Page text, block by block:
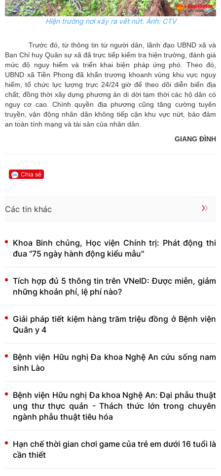
Hiện trường nơi xảy ra vết nứt. Ảnh: CTV
Trước đó, từ thông tin từ người dân, lãnh đạo UBND xã và
Ban Chỉ huy Quân sự xã đã trực tiếp kiểm tra hiện trường, đánh giá
mức độ nguy hiểm và triển khai biện pháp ứng phó. Theo đó,
UBND xã Tiền Phong đã khẩn trương khoanh vùng khu vực nguy
hiểm, tổ chức lực lượng trực 24/24 giờ để theo dõi diễn biến địa
chất; đồng thời xây dựng phương án di dời tạm thời các hộ dân có
nguy cơ cao. Chính quyền địa phương cũng tăng cường tuyên
truyền, vận động nhân dân không tiếp cận khu vực nứt, bảo đảm
an toàn tính mạng và tài sản của nhân dân.
GIANG ĐÌNH
Chia sẻ
Các tin khác
Khoa Binh chủng, Học viện Chính trị: Phát động thi
đua "75 ngày hành động kiểu mẫu"
Tích hợp đủ 5 thông tin trên VNeID: Được miễn, giảm
những khoản phí, lệ phí nào?
Giải pháp tiết kiệm hàng trăm triệu đồng ở Bệnh viện
Quân y 4
Bệnh viện Hữu nghị Đa khoa Nghệ An cứu sống nam
sinh Lào
Bệnh viện Hữu nghị Đa khoa Nghệ An: Đại phẫu thuật
ung thư thực quản - Thách thức lớn trong chuyên
ngành phẫu thuật tiêu hóa
Hạn chế thời gian chơi game của trẻ em dưới 16 tuổi là
cần thiết